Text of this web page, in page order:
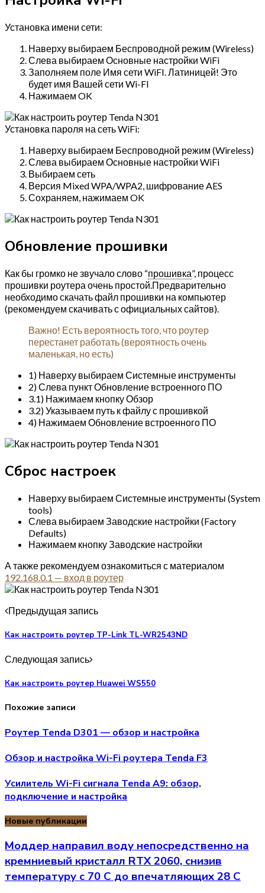
Установка имени сети:
Наверху выбираем Беспроводной режим (Wireless)
Слева выбираем Основные настройки WiFi
Заполняем поле Имя сети WiFI. Латиницей! Это
будет имя Вашей сети Wi-FI
Нажимаем OK
Установка пароля на сеть WiFi:
Наверху выбираем Беспроводной режим (Wireless)
Слева выбираем Основные настройки WiFi
Выбираем сеть
Версия Mixed WPA/WPA2, шифрование AES
Сохраняем, нажимаем OK
Обновление прошивки
Как бы громко не звучало слово “прошивка”, процесс
прошивки роутера очень простой.Предварительно
необходимо скачать файл прошивки на компьютер
(рекомендуем скачивать с официальных сайтов).
Важно! Есть вероятность того, что роутер
перестанет работать (вероятность очень
маленькая, но есть)
1) Наверху выбираем Системные инструменты
2) Слева пункт Обновление встроенного ПО
3.1) Нажимаем кнопку Обзор
3.2) Указываем путь к файлу с прошивкой
4) Нажимаем Обновление встроенного ПО
Сброс настроек
Наверху выбираем Системные инструменты (System
tools)
Слева выбираем Заводские настройки (Factory
Defaults)
Нажимаем кнопку Заводские настройки
А также рекомендуем ознакомиться с материалом
192.168.0.1 — вход в роутер
Предыдущая запись
Как настроить роутер TP-Link TL-WR2543ND
Следующая запись
Как настроить роутер Huawei WS550
Похожие записи
Роутер Tenda D301 — обзор и настройка
Обзор и настройка Wi-Fi роутера Tenda F3
Усилитель Wi-Fi сигнала Tenda A9: обзор,
подключение и настройка
Новые публикации
Моддер направил воду непосредственно на
кремниевый кристалл RTX 2060, снизив
температуру с 70 C до впечатляющих 28 C